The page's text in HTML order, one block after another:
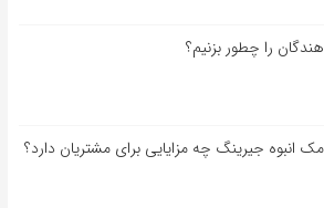
را چطور بزنیم؟
انبوه جیرینگ چه مزایایی برای مشتریان دارد؟